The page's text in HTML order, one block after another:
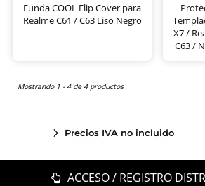
Funda COOL Flip Cover para
Realme C61 / C63 Liso Negro
X7 /
C63 /
Mostrando 1 - 4 de 4 productos
Precios IVA no incluido
ACCESO / REGISTRO